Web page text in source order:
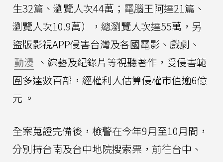
生32篇、瀏覽人次44萬；電腦王阿達21篇、
瀏覽人次10.9萬），總瀏覽人次達55萬，另
盜版影視APP侵害台灣及各國電影、戲劇、
動漫 、綜藝及紀錄片等視聽著作，受侵害範
圍多達數百部，經權利人估算侵權市值逾6億
元 。
全案蒐證完備後，檢警在今年9月至10月間，
分別持台南及台中地院搜索票，前往台中、